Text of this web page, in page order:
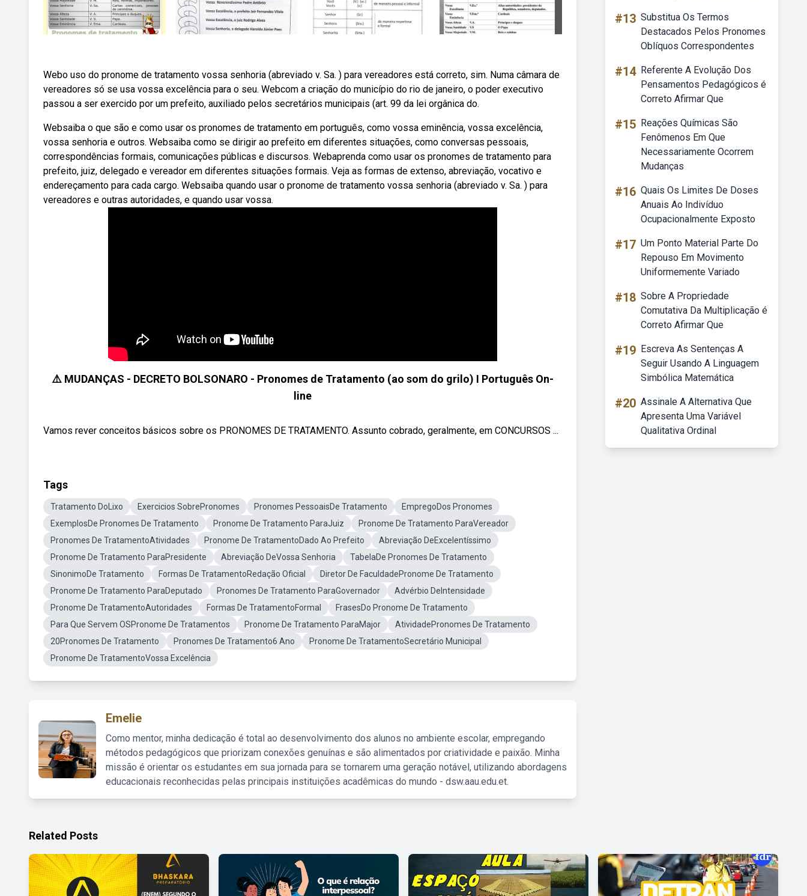
Webo uso do pronome de tratamento vossa senhoria (abreviado v. Sa. ) para vereadores está correto, sim. Numa câmara de
vereadores só se usa vossa excelência para o seu. Webcom a criação do município do rio de janeiro, o poder executivo
passou a ser exercido por um prefeito, auxiliado pelos secretários municipais (art. 99 da lei orgânica do.
Websaiba o que são e como usar os pronomes de tratamento em português, como vossa eminência, vossa excelência,
vossa senhoria e outros. Websaiba como se dirigir ao prefeito em diferentes situações, como conversas pessoais,
correspondências formais, comunicações públicas e discursos. Webaprenda como usar os pronomes de tratamento para
prefeito, juiz, delegado e vereador em diferentes situações formais. Veja as formas de extenso, abreviação, vocativo e
endereçamento para cada cargo. Websaiba quando usar o pronome de tratamento vossa senhoria (abreviado v. Sa. ) para
vereadores e outras autoridades, e quando usar vossa.
⚠️ MUDANÇAS - DECRETO BOLSONARO - Pronomes de Tratamento (ao som do grilo) I Português On-
line
Vamos rever conceitos básicos sobre os PRONOMES DE TRATAMENTO. Assunto cobrado, geralmente, em CONCURSOS ...
Tags
Tratamento DoLixo Exercicios SobrePronomes Pronomes PessoaisDe Tratamento
EmpregoDos Pronomes
ExemplosDe Pronomes De Tratamento
Pronome De Tratamento ParaJuiz
Pronome De Tratamento ParaVereador
Pronomes De TratamentoAtividades
Pronome De TratamentoDado Ao Prefeito
Abreviação DeExcelentíssimo
Pronome De Tratamento ParaPresidente
Abreviação DeVossa Senhoria
TabelaDe Pronomes De Tratamento
SinonimoDe Tratamento
Formas De TratamentoRedação Oficial
Diretor De FaculdadePronome De Tratamento
Pronome De Tratamento ParaDeputado
Pronomes De Tratamento ParaGovernador
Advérbio DeIntensidade
Pronome De TratamentoAutoridades
Formas De TratamentoFormal
FrasesDo Pronome De Tratamento
Para Que Servem OSPronome De Tratamentos
Pronome De Tratamento ParaMajor
AtividadePronomes De Tratamento
20Pronomes De Tratamento
Pronomes De Tratamento6 Ano
Pronome De TratamentoSecretário Municipal
Pronome De TratamentoVossa Excelência
Emelie
Como mentor, minha dedicação é total ao desenvolvimento dos alunos no ambiente escolar, empregando
métodos pedagógicos que priorizam conexões genuínas e são alimentados por criatividade e paixão. Minha
missão é orientar os estudantes em sua jornada para se tornarem uma geração notável, utilizando abordagens
educacionais reconhecidas pelas principais instituições acadêmicas do mundo - dsw.aau.edu.et.
#13 Substitua Os Termos
Destacados Pelos Pronomes
Oblíquos Correspondentes
#14 Referente A Evolução Dos
Pensamentos Pedagógicos é
Correto Afirmar Que
#15 Reações Químicas São
Fenômenos Em Que
Necessariamente Ocorrem
Mudanças
#16 Quais Os Limites De Doses
Anuais Ao Indivíduo
Ocupacionalmente Exposto
#17 Um Ponto Material Parte Do
Repouso Em Movimento
Uniformemente Variado
#18 Sobre A Propriedade
Comutativa Da Multiplicação é
Correto Afirmar Que
#19 Escreva As Sentenças A
Seguir Usando A Linguagem
Simbólica Matemática
#20 Assinale A Alternativa Que
Apresenta Uma Variável
Qualitativa Ordinal
Related Posts